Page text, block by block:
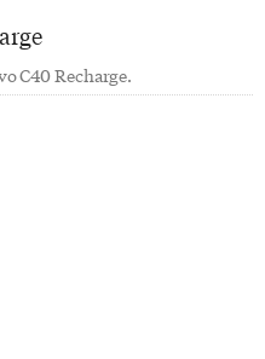
C40 Recharge.